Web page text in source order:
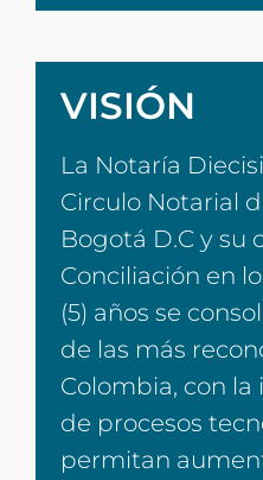
VISIÓN
La Notaría
Circulo Notarial
Bogotá D.C y su
Conciliación en
(5) años se
de las más
Colombia, con
de procesos
permitan